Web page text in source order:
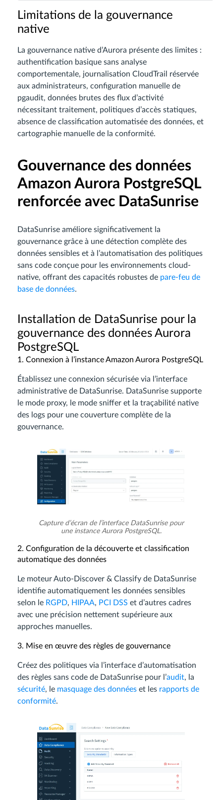
Limitations de la gouvernance
native
La gouvernance native d’Aurora présente des limites :
authentification basique sans analyse
comportementale, journalisation CloudTrail réservée
aux administrateurs, configuration manuelle de
pgaudit, données brutes des flux d’activité
nécessitant traitement, politiques d’accès statiques,
absence de classification automatisée des données, et
cartographie manuelle de la conformité.
Gouvernance des données
Amazon Aurora PostgreSQL
renforcée avec DataSunrise
DataSunrise améliore significativement la
gouvernance grâce à une détection complète des
données sensibles et à l’automatisation des politiques
sans code conçue pour les environnements cloud-
native, offrant des capacités robustes de pare-feu de
base de données.
Installation de DataSunrise pour la
gouvernance des données Aurora
PostgreSQL
1. Connexion à l’instance Amazon Aurora PostgreSQL
Établissez une connexion sécurisée via l’interface
administrative de DataSunrise. DataSunrise supporte
le mode proxy, le mode sniffer et la traçabilité native
des logs pour une couverture complète de la
gouvernance.
Capture d’écran de l’interface DataSunrise pour
une instance Aurora PostgreSQL.
2. Configuration de la découverte et classification
automatique des données
Le moteur Auto-Discover & Classify de DataSunrise
identifie automatiquement les données sensibles
selon le RGPD, HIPAA, PCI DSS et d’autres cadres
avec une précision nettement supérieure aux
approches manuelles.
3. Mise en œuvre des règles de gouvernance
Créez des politiques via l’interface d’automatisation
des règles sans code de DataSunrise pour l’audit, la
sécurité, le masquage des données et les rapports de
conformité.